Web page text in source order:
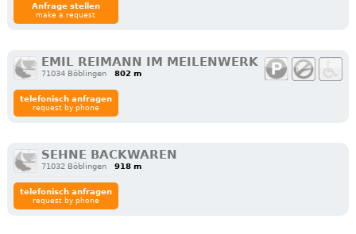
Anfrage stellen
make a request
EMIL REIMANN IM MEILENWERK
71034 Böblingen 802 m
telefonisch anfragen
request by phone
SEHNE BACKWAREN
71032 Böblingen 918 m
telefonisch anfragen
request by phone